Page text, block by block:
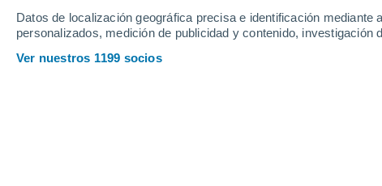
Datos de localización geográfica precisa e identificación
personalizados, medición de publicidad y contenido, investigación
Ver nuestros 1199 socios
Varias zonas de la isla han sufrido inundaciones a
desbordado en cuestión de muy pocas horas.